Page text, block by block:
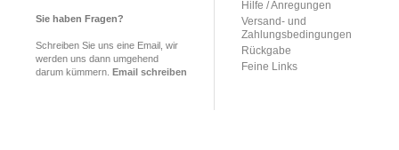
Sie haben Fragen?
Schreiben Sie uns eine Email, wir
werden uns dann umgehend
darum kümmern. Email schreiben
Hilfe / Anregungen
Versand- und
Zahlungsbedingungen
Rückgabe
Feine Links